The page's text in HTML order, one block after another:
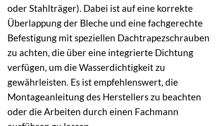
oder Stahlträger). Dabei ist auf eine korrekte
Überlappung der Bleche und eine fachgerechte
Befestigung mit speziellen Dachtrapezschrauben
zu achten, die über eine integrierte Dichtung
verfügen, um die Wasserdichtigkeit zu
gewährleisten. Es ist empfehlenswert, die
Montageanleitung des Herstellers zu beachten
oder die Arbeiten durch einen Fachmann